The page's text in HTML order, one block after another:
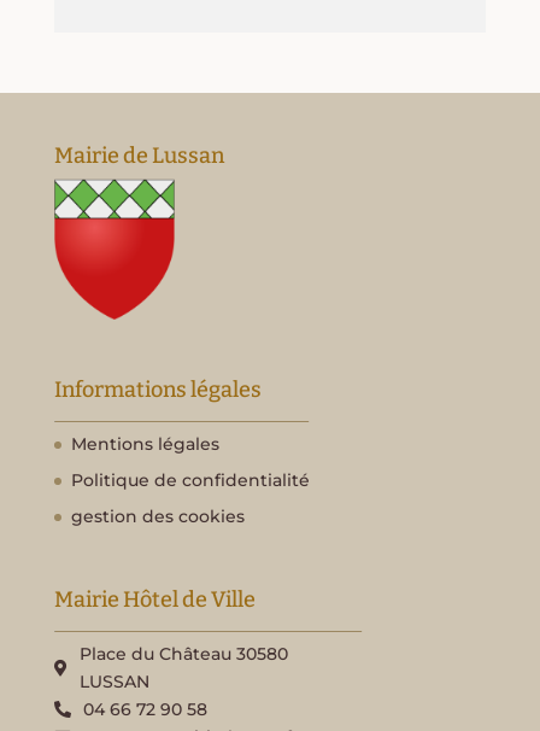
Mairie de Lussan
Informations légales
Mentions légales
Politique de confidentialité
gestion des cookies
Mairie Hôtel de Ville
Place du Château 30580
LUSSAN
04 66 72 90 58